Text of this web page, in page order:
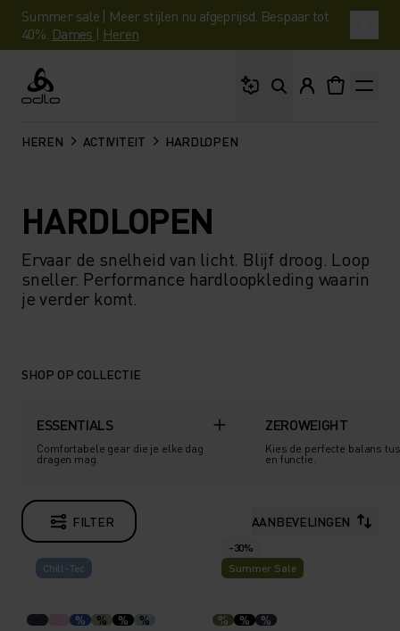
Summer sale | Meer stijlen nu afgeprijsd. Bespaar tot
40%. Dames | Heren
Odlo
HEREN ACTIVITEIT HARDLOPEN
HARDLOPEN
Ervaar de snelheid van licht. Blijf droog. Loop
sneller. Performance hardloopkleding waarin
je verder komt.
SHOP OP COLLECTIE
ESSENTIALS
Comfortabele gear die je elke dag
dragen mag.
ZEROWEIGHT
Kies de perfecte balans
en functie.
FILTER AANBEVELINGEN
Chill-Tec
% % % %
-30%
Summer Sale
% % %